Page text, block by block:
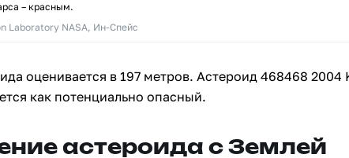
– красным.
Laboratory NASA, Ин-Спейс
оценивается в 197 метров. Астероид 468468 2004
как потенциально опасный.
астероида с Землей